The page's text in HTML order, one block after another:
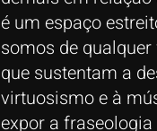
é um espaço
somos de
que sustentam a
virtuosismo e à
expor a